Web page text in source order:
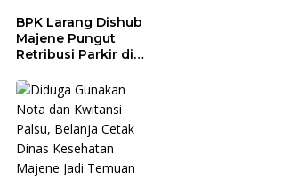
BPK Larang Dishub
Majene Pungut
Retribusi Parkir di